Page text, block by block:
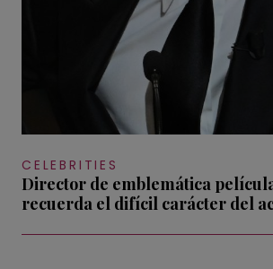
CELEBRITIES
Director de emblemática
recuerda el difícil carácter del